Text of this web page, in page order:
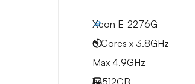
Xeon E-2276G
6 Cores x 3.8GHz
Max 4.9GHz
1x512GB